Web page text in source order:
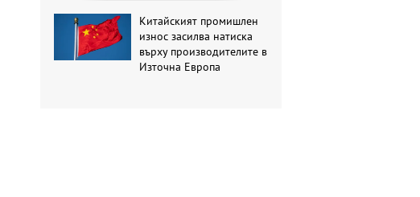
Китайският промишлен
износ засилва натиска
върху производителите в
Източна Европа